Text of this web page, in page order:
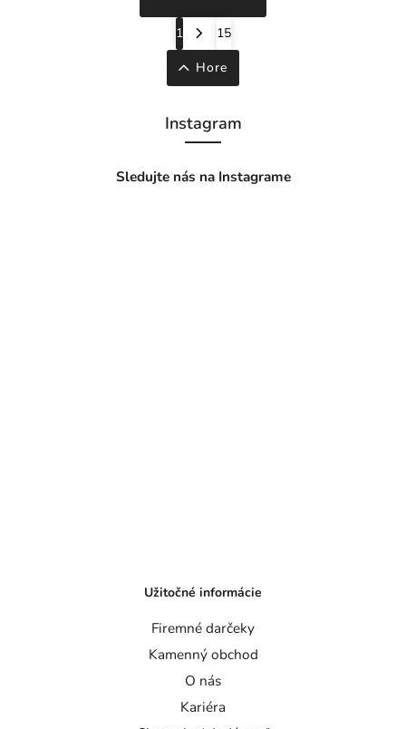
1
15
Hore
Instagram
Sledujte nás na Instagrame
Užitočné informácie
Firemné darčeky
Kamenný obchod
O nás
Kariéra